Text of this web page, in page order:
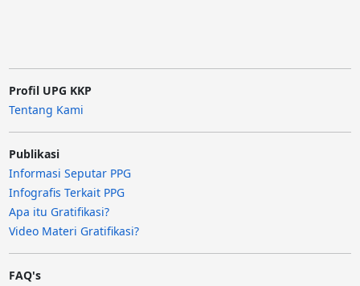
Profil UPG KKP
Tentang Kami
Publikasi
Informasi Seputar PPG
Infografis Terkait PPG
Apa itu Gratifikasi?
Video Materi Gratifikasi?
FAQ's